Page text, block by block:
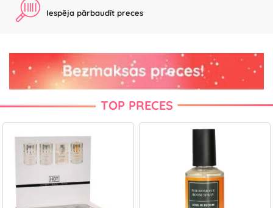
Iespēja pārbaudīt preces
TOP PRECES